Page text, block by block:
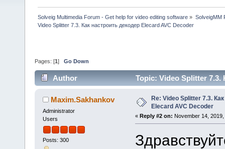
Solveig Multimedia Forum - Get help for video editing software » SolveigMM
Video Splitter 7.3. Как настроить декодер Elecard AVC Decoder
Pages: [1 ] Go Down
Author
Topic: Video Splitter 7.3.
Maxim.Sakhankov
Administrator
Users
Posts: 300
Re: Video Splitter 7.3.
Elecard AVC Decoder
« Reply #2 on: November 14,